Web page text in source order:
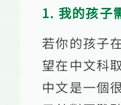
1. 我的孩子
若你的孩子
望在中文科
中文是一個